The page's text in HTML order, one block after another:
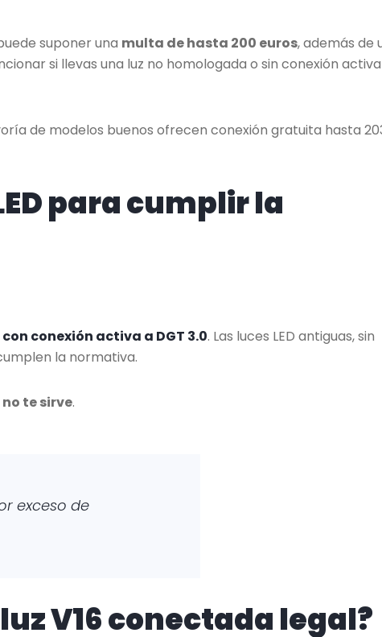
suponer una multa de hasta 200 euros, además de
si llevas una luz no homologada o sin conexión
de modelos buenos ofrecen conexión gratuita hasta
para cumplir la
conexión activa a DGT 3.0. Las luces LED antiguas, sin
la normativa.
no te sirve.
exceso de
V16 conectada legal?